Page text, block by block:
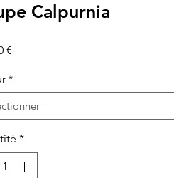
Calpurnia
€
*
*